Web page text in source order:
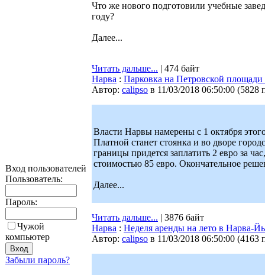
Вход пользователей
Пользователь:
Пароль:
Чужой
компьютер
Забыли пароль?
Что же нового подготовили учебные
году?
Далее...
Читать дальше... | 474 байт
Нарва : Парковка на Петровской площади
Автор: calipso в 11/03/2018 06:50:00 (5828
Власти Нарвы намерены с 1 октября
Платной станет стоянка и во дворе
границы придется заплатить 2 евро за
стоимостью 85 евро. Окончательное
Далее...
Читать дальше... | 3876 байт
Нарва : Неделя аренды на лето в Нарва-
Автор: calipso в 11/03/2018 06:50:00 (4163